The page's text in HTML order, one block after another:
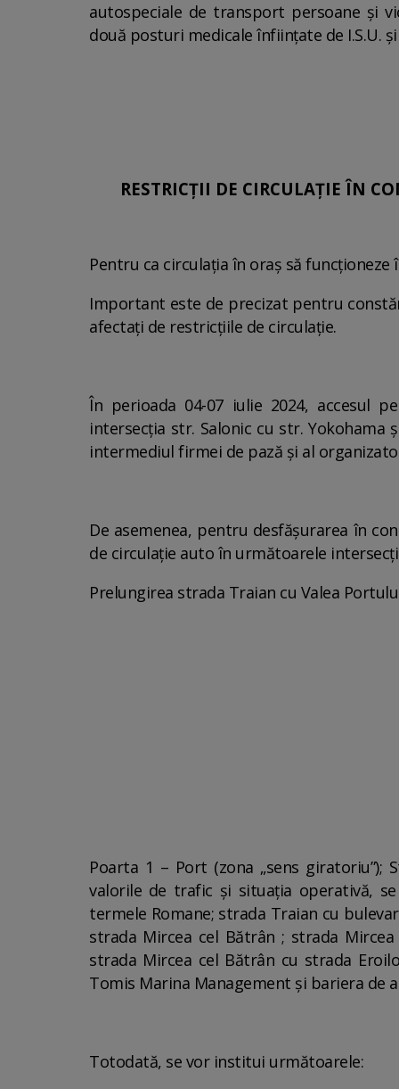
autospeciale de transport persoane și
două posturi medicale înființate de I.S.U.
RESTRICȚII DE CIRCULAȚIE ÎN
Pentru ca circulaţia în oraş să
Important este de precizat pentru
afectați de restricțiile de circulație.
În perioada 04-07 iulie 2024, accesul
intersecția str. Salonic cu str.
intermediul firmei de pază și al
De asemenea, pentru desfășurarea în
de circulație auto în următoarele
Prelungirea strada Traian cu Valea
Poarta 1 – Port (zona „sens giratoriu”);
valorile de trafic și situația operativă,
termele Romane; strada Traian cu
strada Mircea cel Bătrân ; strada
strada Mircea cel Bătrân cu strada
Tomis Marina Management și bariera de
Totodată, se vor institui următoarele: